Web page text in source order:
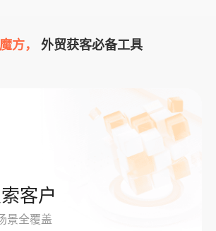
方， 外贸获客必备工具
客户
景全覆盖